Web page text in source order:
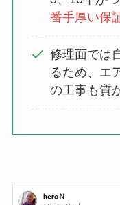
番手厚い保
修理面では
るため、エ
の工事も質